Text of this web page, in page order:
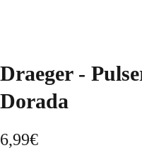
Draeger -
Dorada
6,99€